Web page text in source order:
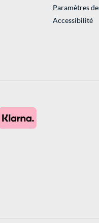
Paramètres
Accessibilité